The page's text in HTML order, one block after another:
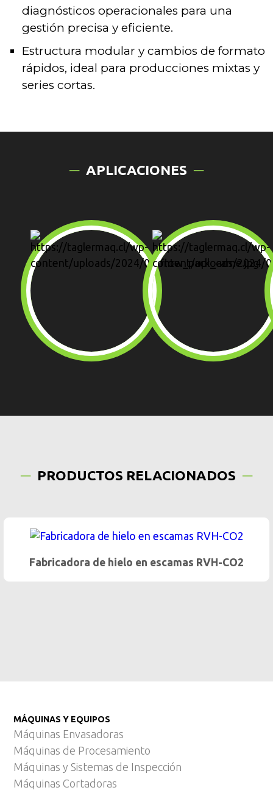
diagnósticos operacionales para una
gestión precisa y eficiente.
Estructura modular y cambios de formato
rápidos, ideal para producciones mixtas y
series cortas.
APLICACIONES
PRODUCTOS RELACIONADOS
RVH-CO2 VS 07 Pesaje y dosificación de
MÁQUINAS Y EQUIPOS
Máquinas Envasadoras
Máquinas de Procesamiento
Máquinas y Sistemas de Inspección
Máquinas Cortadoras